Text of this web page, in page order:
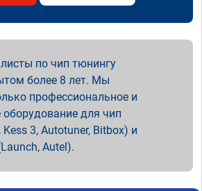
по чип тюнингу
более 8 лет. Мы
профессиональное и
оборудование для чип
3, Autotuner, Bitbox) и
Autel).